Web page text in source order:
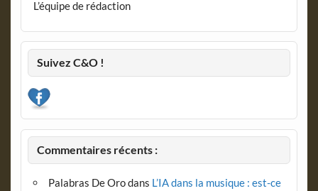
L’équipe de rédaction
Suivez C&O !
Commentaires récents :
Palabras De Orodans L’IA dans la musique : est-ce